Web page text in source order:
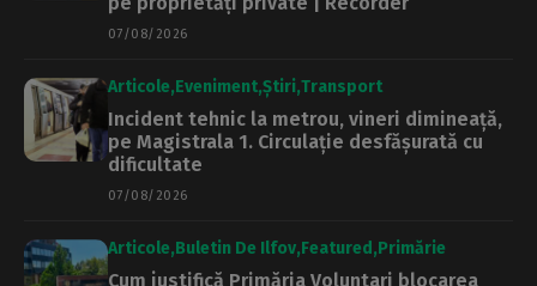
07/08/2026
Articole Eveniment Știri Transport
Incident tehnic la metrou, vineri dimineață,
pe Magistrala 1. Circulație desfășurată cu
dificultate
07/08/2026
Articole Buletin De Ilfov Featured Primărie
Cum justifică Primăria Voluntari blocarea